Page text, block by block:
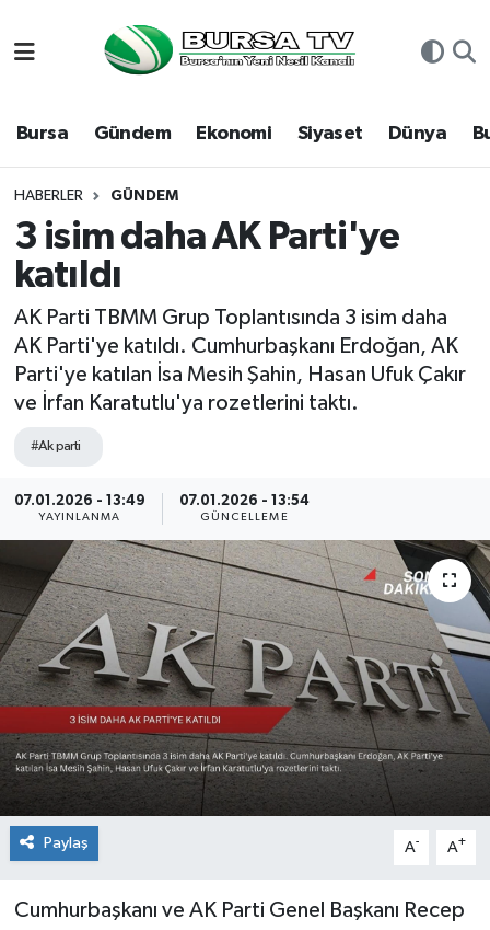
Bursa Gündem Ekonomi Siyaset Dünya
HABERLER GÜNDEM
3 isim daha AK Parti'ye
katıldı
AK Parti TBMM Grup Toplantısında 3 isim daha
AK Parti'ye katıldı. Cumhurbaşkanı Erdoğan, AK
Parti'ye katılan İsa Mesih Şahin, Hasan Ufuk Çakır
ve İrfan Karatutlu'ya rozetlerini taktı.
#Ak parti
07.01.2026 - 13:49
YAYINLANMA
07.01.2026 - 13:54
GÜNCELLEME
Paylaş A- A+
Cumhurbaşkanı ve AK Parti Genel Başkanı Recep
Bursa
Dünya
Eğitim
Ekonomi
Genel
Siyaset
Spor
Teknoloji
Türkiye
Hava Durumu
Namaz Vakitleri
Trafik Durumu
Süper Lig Puan Durumu ve Fikstür
Tüm Manşetler
Son Dakika Haberleri